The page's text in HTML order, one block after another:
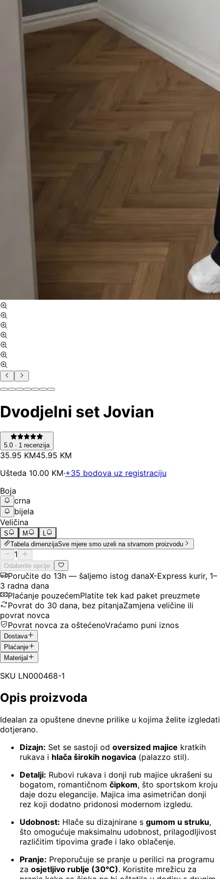
Dvodjelni set Jovian
5.0 · 1 recenzija
35.95 KM45.95 KM
Ušteda 10.00 KM·+35 bodova uz registraciju
Boja
crna
bijela
Veličina
S M
L
Tabela dimenzijaSve mjere smo uzeli na stvarnom proizvodu
1
Odaberite opcije
Poručite do 13h — šaljemo istog danaX-Express kurir, 1–
3 radna dana
Plaćanje pouzećemPlatite tek kad paket preuzmete
Povrat do 30 dana, bez pitanjaZamjena veličine ili
povrat novca
Povrat novca za oštećenoVraćamo puni iznos
Dostava
Plaćanje
Materijal
SKU LN000468-1
Opis proizvoda
Idealan za opuštene dnevne prilike u kojima želite izgledati
dotjerano.
Dizajn: Set se sastoji od oversized majice kratkih
rukava i hlača širokih nogavica (palazzo stil).
Detalji: Rubovi rukava i donji rub majice ukrašeni su
bogatom, romantičnom čipkom, što sportskom kroju
daje dozu elegancije. Majica ima asimetričan donji
rez koji dodatno pridonosi modernom izgledu.
Udobnost: Hlače su dizajnirane s gumom u struku,
što omogućuje maksimalnu udobnost, prilagodljivost
različitim tipovima građe i lako oblačenje.
Pranje: Preporučuje se pranje u perilici na programu
za osjetljivo rublje (30°C). Koristite mrežicu za